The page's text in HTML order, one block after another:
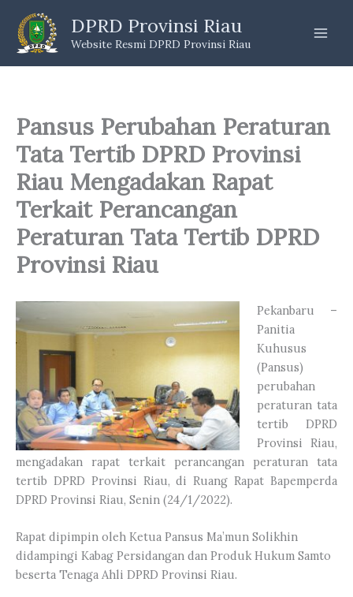
content
DPRD Provinsi Riau
Website Resmi DPRD Provinsi Riau
Pansus Perubahan Peraturan
Tata Tertib DPRD Provinsi
Riau Mengadakan Rapat
Terkait Perancangan
Peraturan Tata Tertib DPRD
Provinsi Riau
Pekanbaru –
Panitia
Kuhusus
(Pansus)
perubahan
peraturan tata
tertib DPRD
Provinsi Riau,
mengadakan rapat terkait perancangan peraturan tata
tertib DPRD Provinsi Riau, di Ruang Rapat Bapemperda
DPRD Provinsi Riau, Senin (24/1/2022).
Rapat dipimpin oleh Ketua Pansus Ma’mun Solikhin
didampingi Kabag Persidangan dan Produk Hukum Samto
beserta Tenaga Ahli DPRD Provinsi Riau.